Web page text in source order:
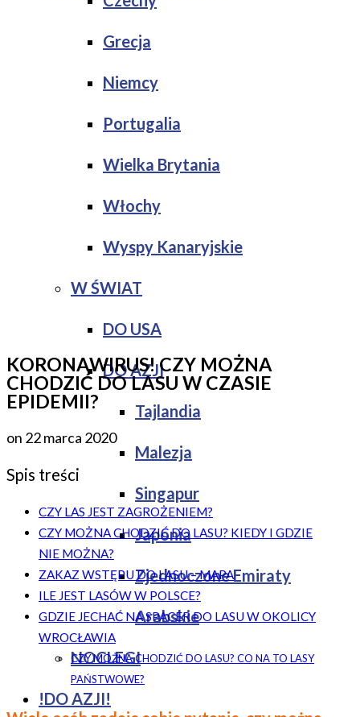
Grecja
Niemcy
Portugalia
Wielka Brytania
Włochy
Wyspy Kanaryjskie
W ŚWIAT
DO USA
DO AZJI
Tajlandia
Malezja
Singapur
Japonia
Zjednoczone Emiraty
Arabskie
NOCLEGI
!DO AZJI!
KORONAWIRUS! CZY MOŻNA
CHODZIĆ DO LASU W CZASIE
EPIDEMII?
on 22 marca 2020
Spis treści
CZY LAS JEST ZAGROŻENIEM?
CZY MOŻNA CHODZIĆ DO LASU? KIEDY I GDZIE
NIE MOŻNA?
ZAKAZ WSTĘPU DO LASU – MAPA
ILE JEST LASÓW W POLSCE?
GDZIE JECHAĆ NA SPACER DO LASU W OKOLICY
WROCŁAWIA
CZY MOŻNA CHODZIĆ DO LASU? CO NA TO LASY
PAŃSTWOWE?